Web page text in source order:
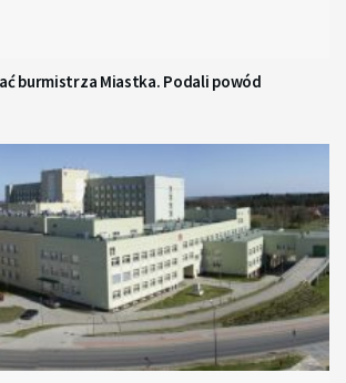
burmistrza Miastka. Podali powód